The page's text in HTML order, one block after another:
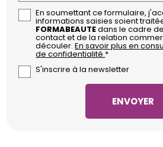
En soumettant ce formulaire,
informations saisies soient
FORMABEAUTEdans le cadre
contact et de la relation
découler.En savoir plus en
de confidentialité.*
S'inscrire à la newsletter